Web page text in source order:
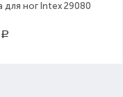
для ног Intex 29080
Р